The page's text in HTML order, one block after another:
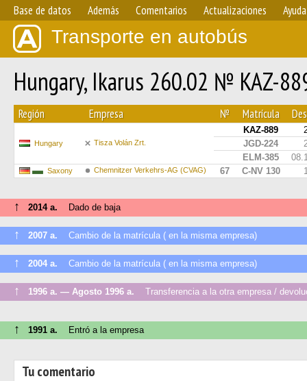
Base de datos Además Comentarios Actualizaciones Ayuda
Transporte en autobús
Hungary, Ikarus 260.02 № KAZ-
Región Empresa № Matrícula
Hungary Tisza Volán Zrt.
KAZ-889
JGD-224
ELM-385
Saxony Chemnitzer Verkehrs-AG (CVAG) 67 C-NV 130
↑ 2014 a. Dado de baja
↑ 2007 a. Cambio de la matrícula ( en la misma empresa)
↑ 2004 a. Cambio de la matrícula ( en la misma empresa)
↑ 1996 a. — Agosto 1996 a. Transferencia a la otra empresa /
↑ 1991 a. Entró a la empresa
Tu comentario